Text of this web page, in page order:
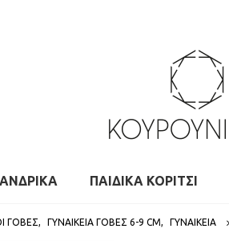
ΑΝΔΡΙΚΑ ΠΑΙΔΙΚΑ ΚΟΡΙΤΣΙ
ΓΌΒΕΣ, ΓΥΝΑΙΚΕΊΑ ΓΌΒΕΣ 6-9 CM, ΓΥΝΑΙΚΕΙΑ